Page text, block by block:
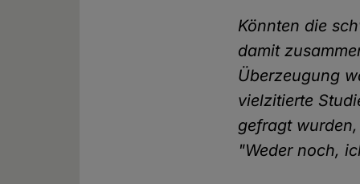
Könnten die
damit
Überzeugung
vielzitierte
gefragt
"Weder noch,